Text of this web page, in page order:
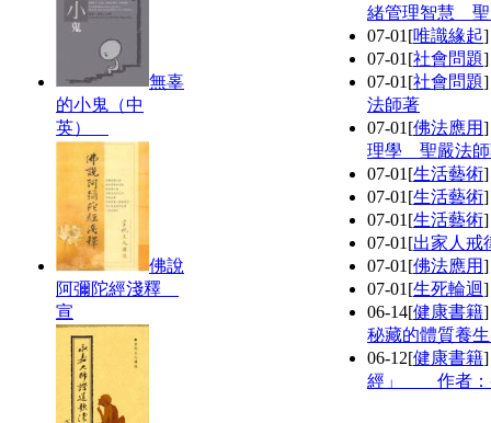
無辜
的小鬼（中
英）
佛說
阿彌陀經淺釋
宣
緒管理智慧
07-01 [唯識緣起
07-01 [社會問題
07-01 [社會問題
法師著
07-01 [佛法應用
理學 聖嚴法
07-01 [生活藝術
07-01 [生活藝術
07-01 [生活藝術
07-01 [出家人戒
07-01 [佛法應用
07-01 [生死輪迴
06-14[健康書籍
秘藏的體質養
06-12[健康書籍
經」 作者：